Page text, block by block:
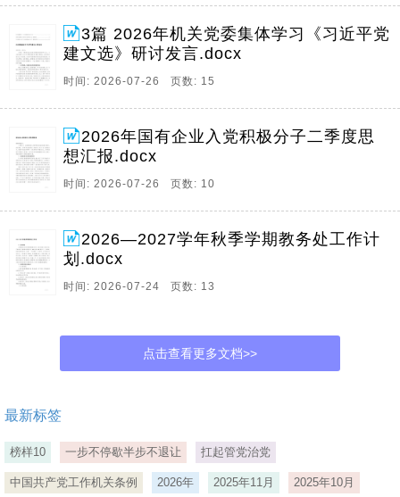
3篇 2026年机关党委集体学习《习近平党
建文选》研讨发言.docx
时间: 2026-07-26 页数: 15
2026年国有企业入党积极分子二季度思
想汇报.docx
时间: 2026-07-26 页数: 10
2026—2027学年秋季学期教务处工作计
划.docx
时间: 2026-07-24 页数: 13
点击查看更多文档>>
最新标签
榜样10 一步不停歇半步不退让 扛起管党治党
中国共产党工作机关条例 2026年 2025年11月 2025年10月